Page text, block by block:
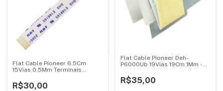
Flat Cable Pioneer 6,5Cm
15Vias 0,5Mm Terminais
R$30,00
Flat Cable Pioneer Deh-
P6000Ub 19Vias 19Cm 1Mm -
R$35,00